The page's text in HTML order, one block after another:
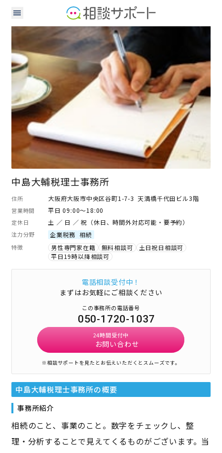
中島大輔税理士事務所
住所 大阪府大阪市中央区谷町1-7-3 天満橋千代田ビル3階
営業時間 平日 09:00～18:00
定休日 土 ／ 日 ／ 祝（休日、時間外対応可能・要予約）
注力分野 企業税務 相続
特徴 男性専門家在籍 無料相談可
土日祝日相談可
平日19時以降相談可
電話相談受付中！
まずはお気軽にご相談ください
この事務所の電話番号
050-1720-1037
24時間受付中
お問い合わせ
※相談サポートを見たとお伝えいただくとスムーズです。
中島大輔税理士事務所の概要
事務所紹介
相続のこと、事業のこと。数字をチェックし、整
理・分析することで見えてくるものがございます。当